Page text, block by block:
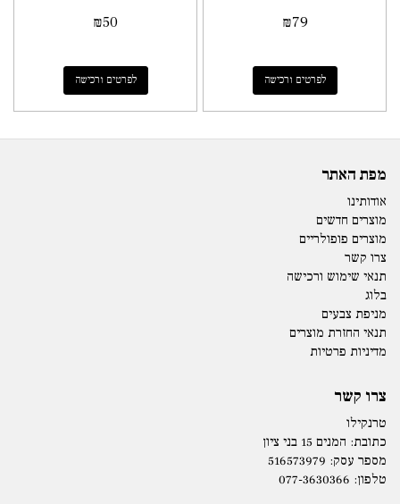
₪79
לפרטים ורכישה
₪50
לפרטים ורכישה
מפת האתר
אודותינו
מוצרים חדשים
מוצרים פופולריים
צרו קשר
תנאי שימוש ורכישה
בלוג
מניפת צבעים
תנאי החזרת מוצרים
מדיניות פרטיות
צרו קשר
טרנקילו
כתובת: המנים 15 בני ציון
מספר עסק: 516573979
טלפון: 077-3630366